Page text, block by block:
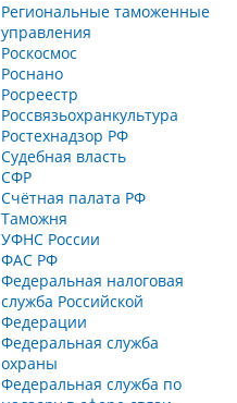
Региональные таможенные
управления
Роскосмос
Роснано
Росреестр
Россвязьохранкультура
Ростехнадзор РФ
Судебная власть
СФР
Счётная палата РФ
Таможня
УФНС России
ФАС РФ
Федеральная налоговая
служба Российской
Федерации
Федеральная служба
охраны
Федеральная служба по